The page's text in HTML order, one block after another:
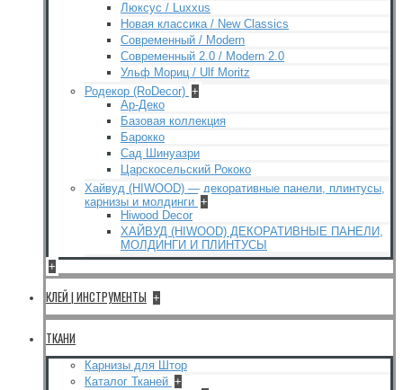
Люксус / Luxxus
Новая классика / New Classics
Современный / Modern
Современный 2.0 / Modern 2.0
Ульф Мориц / Ulf Moritz
Родекор (RoDecor) +
Ар-Деко
Базовая коллекция
Барокко
Сад Шинуазри
Царскосельский Рококо
Хайвуд (HIWOOD) — декоративные панели, плинтусы,
карнизы и молдинги +
Hiwood Decor
ХАЙВУД (HIWOOD) ДЕКОРАТИВНЫЕ ПАНЕЛИ,
МОЛДИНГИ И ПЛИНТУСЫ
+
КЛЕЙ | ИНСТРУМЕНТЫ +
ТКАНИ
Карнизы для Штор
Каталог Тканей +